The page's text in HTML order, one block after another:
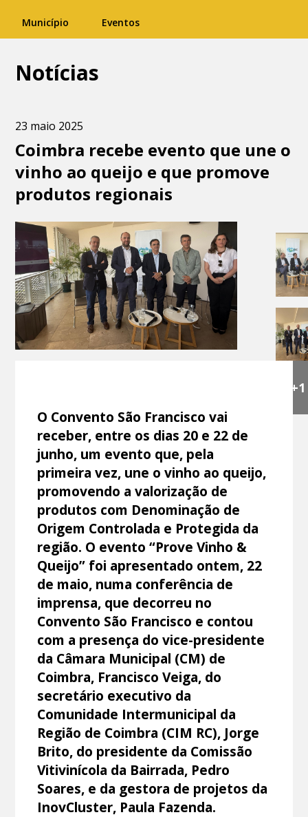
Município Eventos
Notícias
23 maio 2025
Coimbra recebe evento que une o
vinho ao queijo e que promove
produtos regionais
+1
O Convento São Francisco vai
receber, entre os dias 20 e 22 de
junho, um evento que, pela
primeira vez, une o vinho ao queijo,
promovendo a valorização de
produtos com Denominação de
Origem Controlada e Protegida da
região. O evento “Prove Vinho &
Queijo” foi apresentado ontem, 22
de maio, numa conferência de
imprensa, que decorreu no
Convento São Francisco e contou
com a presença do vice-presidente
da Câmara Municipal (CM) de
Coimbra, Francisco Veiga, do
secretário executivo da
Comunidade Intermunicipal da
Região de Coimbra (CIM RC), Jorge
Brito, do presidente da Comissão
Vitivinícola da Bairrada, Pedro
Soares, e da gestora de projetos da
InovCluster, Paula Fazenda.